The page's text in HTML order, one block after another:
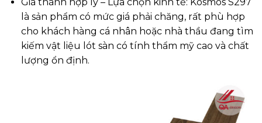
là sản phẩm có mức giá phải chăng, rất phù hợp
cho khách hàng cá nhân hoặc nhà thầu đang tìm
kiếm vật liệu lót sàn có tính thẩm mỹ cao và chất
lượng ổn định.